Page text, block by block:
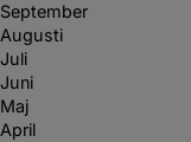
September
Augusti
Juli
Juni
Maj
April